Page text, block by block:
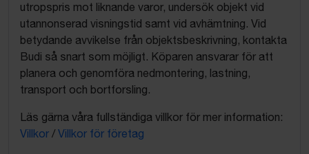
utropspris mot liknande varor, undersök objekt vid
utannonserad visningstid samt vid avhämtning. Vid
betydande avvikelse från objektsbeskrivning, kontakta
Budi så snart som möjligt. Köparen ansvarar för att
planera och genomföra nedmontering, lastning,
transport och bortforsling.
Läs gärna våra fullständiga villkor för mer information:
Villkor / Villkor för företag